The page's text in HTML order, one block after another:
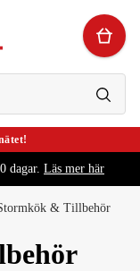
dagar. Läs mer här
& Tillbehör